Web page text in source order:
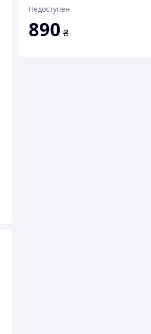
Недоступен
890 ₴